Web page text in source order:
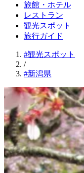
旅館・ホテル
レストラン
観光スポット
旅行ガイド
#観光スポット
/
#新潟県